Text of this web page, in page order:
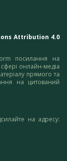
Attribution 4.0
посилання на
сфері онлайн-медіа
прямого та
на цитований
на адресу: